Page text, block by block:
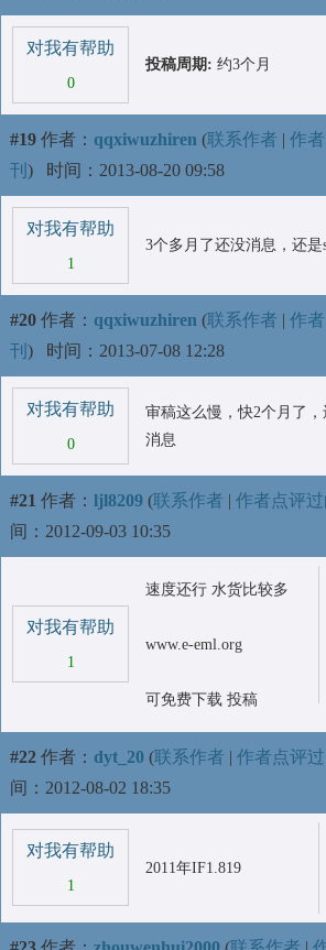
对我有帮助
0
投稿周期: 约3个月
#19 作者： qqxiwuzhiren (联系作者 | 作
刊 ) 时间：2013-08-20 09:58
对我有帮助
1
3个多月了还没消息，还是
#20 作者： qqxiwuzhiren (联系作者 | 作
刊 ) 时间：2013-07-08 12:28
对我有帮助
0
审稿这么慢，快2个月了
消息
#21 作者： ljl8209 (联系作者 | 作者点评过
间：2012-09-03 10:35
对我有帮助
1
速度还行 水货比较多
www.e-eml.org
可免费下载 投稿
#22 作者： dyt_20 (联系作者 | 作者点评过
间：2012-08-02 18:35
对我有帮助
1
2011年IF1.819